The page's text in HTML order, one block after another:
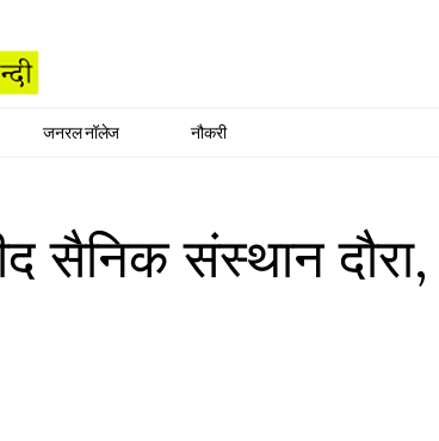
जनरल नॉलेज नौकरी
सैनिक संस्थान दौरा,